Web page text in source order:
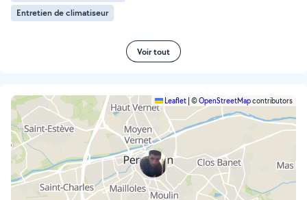
Entretien de climatiseur
Voir tout
Leaflet ©OpenStreetMapcontributors